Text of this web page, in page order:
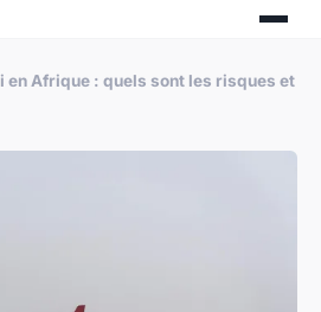
en Afrique : quels sont les risques et